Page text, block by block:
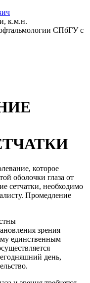
к.м.н.
СПбГУ с
которое
оболочки глаза от
сетчатки, необходимо
Промедление
зрения
единственным
день,